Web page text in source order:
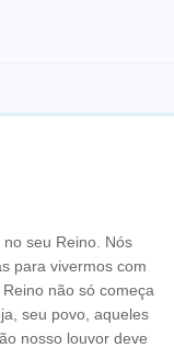
seu Reino. Nós
para vivermos com
não só começa
seu povo, aqueles
nosso louvor deve